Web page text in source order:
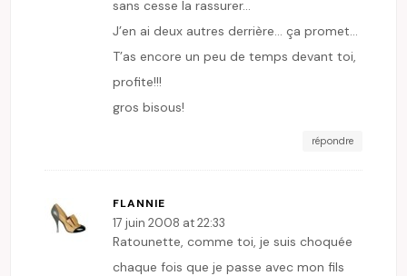
sans cesse la rassurer…
J’en ai deux autres derrière… ça promet…
T’as encore un peu de temps devant toi,
profite!!!
gros bisous!
répondre
FLANNIE
17 juin 2008 at 22:33
Ratounette, comme toi, je suis choquée
chaque fois que je passe avec mon fils